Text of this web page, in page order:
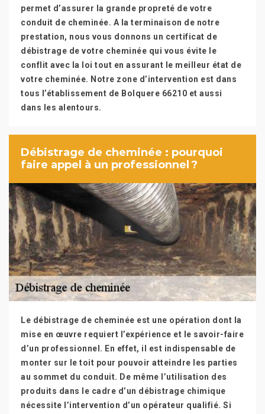
permet d’assurer la grande propreté de votre
conduit de cheminée. A la terminaison de notre
prestation, nous vous donnons un certificat de
débistrage de votre cheminée qui vous évite le
conflit avec la loi tout en assurant le meilleur état de
votre cheminée. Notre zone d’intervention est dans
tous l’établissement de Bolquere 66210 et aussi
dans les alentours.
Débistrage de cheminée : pourquoi
faire appel à un professionnel ?
Le débistrage de cheminée est une opération dont la
mise en œuvre requiert l’expérience et le savoir-faire
d’un professionnel. En effet, il est indispensable de
monter sur le toit pour pouvoir atteindre les parties
au sommet du conduit. De même l’utilisation des
produits dans le cadre d’un débistrage chimique
nécessite l’intervention d’un opérateur qualifié. Si